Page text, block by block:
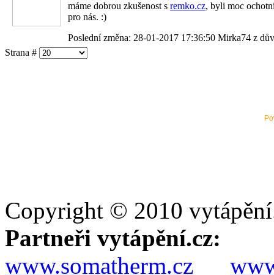
máme dobrou zkušenost s remko.cz, byli moc
pro nás. :)
Poslední změna: 28-01-2017 17:36:50 Mirka74 z
Strana #
Copyright © 2010
Partneři vytápění.cz:
www.somatherm.cz